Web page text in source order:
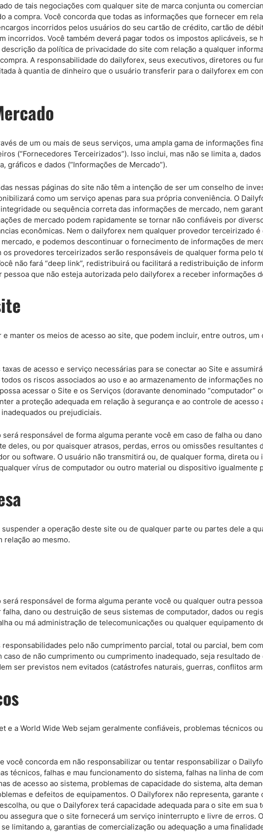
de tais negociações com qualquer site de marca conjunta ou
a compra. Você concorda que todas as informações que fornecer em
incorridos pelos usuários do seu cartão de crédito, cartão de
incorridos. Você também deverá pagar todos os impostos aplicáveis, se
da política de privacidade do site com relação a qualquer
A responsabilidade do dailyforex, seus executivos, diretores ou
à quantia de dinheiro que o usuário transferir para o dailyforex em
de um ou mais de seus serviços, uma ampla gama de informações
(“Fornecedores Terceirizados”). Isso inclui, mas não se limita a,
gráficos e dados (“Informações de Mercado”).
nessas páginas do site não têm a intenção de ser um conselho de
como um serviço apenas para sua própria conveniência. O
ou sequência correta das informações de mercado, nem
de mercado podem rapidamente se tornar não confiáveis por
econômicas. Nem o dailyforex nem qualquer provedor terceirizado
e podemos descontinuar o fornecimento de informações de
provedores terceirizados serão responsáveis de qualquer forma pelo
não fará “deep link”, redistribuirá ou facilitará a redistribuição de
que não esteja autorizada pelo dailyforex a receber informações
manter os meios de acesso ao site, que podem incluir, entre outros,
de acesso e serviço necessárias para se conectar ao Site e
os riscos associados ao uso e ao armazenamento de informações
acessar o Site e os Serviços (doravante denominado “computador”
a proteção adequada em relação à segurança e ao controle de
ou prejudiciais.
responsável de forma alguma perante você em caso de falha ou
deles, ou por quaisquer atrasos, perdas, erros ou omissões resultantes
ou software. O usuário não transmitirá ou, de qualquer forma, direta
vírus de computador ou outro material ou dispositivo igualmente
a operação deste site ou de qualquer parte ou partes dele a
relação ao mesmo.
responsável de forma alguma perante você ou qualquer outra
dano ou destruição de seus sistemas de computador, dados ou
ou má administração de telecomunicações ou qualquer equipamento
pelo não cumprimento parcial, total ou parcial, bem
de não cumprimento ou cumprimento inadequado, seja resultado
ser previstos nem evitados (catástrofes naturais, guerras, conflitos
e a World Wide Web sejam geralmente confiáveis, problemas técnicos
você concorda em não responsabilizar ou tentar responsabilizar o
técnicos, falhas e mau funcionamento do sistema, falhas na linha de
de acesso ao sistema, problemas de capacidade do sistema, alta
e defeitos de equipamentos. O Dailyforex não representa,
ou que o Dailyforex terá capacidade adequada para o site em
assegura que o site fornecerá um serviço ininterrupto e livre de erros.
limitando a, garantias de comercialização ou adequação a uma